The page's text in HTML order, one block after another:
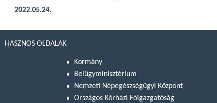
2022.05.24.
HASZNOS OLDALAK
Kormány
Belügyminisztérium
Nemzeti Népegészségügyi Központ
Országos Kórházi Főigazgatóság